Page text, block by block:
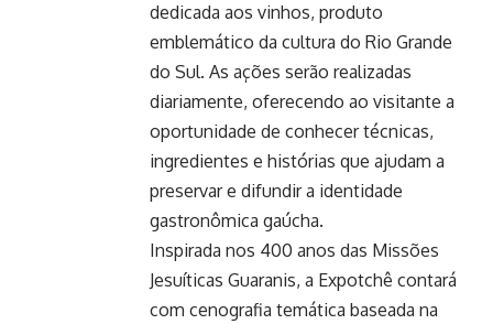
dedicada aos vinhos, produto
emblemático da cultura do Rio Grande
do Sul. As ações serão realizadas
diariamente, oferecendo ao visitante a
oportunidade de conhecer técnicas,
ingredientes e histórias que ajudam a
preservar e difundir a identidade
gastronômica gaúcha.
Inspirada nos 400 anos das Missões
Jesuíticas Guaranis, a Expotchê contará
com cenografia temática baseada na